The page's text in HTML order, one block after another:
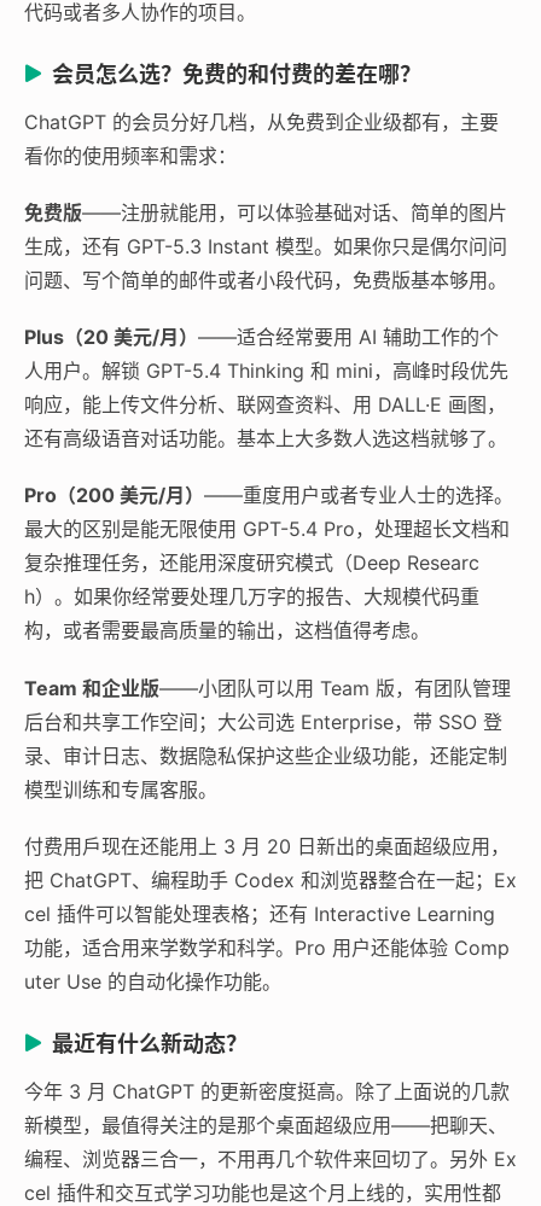
代码或者多人协作的项目。
会员怎么选？免费的和付费的差在哪？
ChatGPT 的会员分好几档，从免费到企业级都有，主要
看你的使用频率和需求：
免费版——注册就能用，可以体验基础对话、简单的图片
生成，还有 GPT-5.3 Instant 模型。如果你只是偶尔问问
问题、写个简单的邮件或者小段代码，免费版基本够用。
Plus（20 美元/月） ——适合经常要用 AI 辅助工作的个
人用户。解锁 GPT-5.4 Thinking 和 mini，高峰时段优先
响应，能上传文件分析、联网查资料、用 DALL·E 画图，
还有高级语音对话功能。基本上大多数人选这档就够了。
Pro（200 美元/月） ——重度用户或者专业人士的选择。
最大的区别是能无限使用 GPT-5.4 Pro，处理超长文档和
复杂推理任务，还能用深度研究模式（Deep Researc
h）。如果你经常要处理几万字的报告、大规模代码重
构，或者需要最高质量的输出，这档值得考虑。
Team 和企业版——小团队可以用 Team 版，有团队管理
后台和共享工作空间；大公司选 Enterprise，带 SSO 登
录、审计日志、数据隐私保护这些企业级功能，还能定制
模型训练和专属客服。
付费用戶现在还能用上 3 月 20 日新出的桌面超级应用，
把 ChatGPT、编程助手 Codex 和浏览器整合在一起；Ex
cel 插件可以智能处理表格；还有 Interactive Learning
功能，适合用来学数学和科学。Pro 用户还能体验 Comp
uter Use 的自动化操作功能。
最近有什么新动态？
今年 3 月 ChatGPT 的更新密度挺高。除了上面说的几款
新模型，最值得关注的是那个桌面超级应用——把聊天、
编程、浏览器三合一，不用再几个软件来回切了。另外 Ex
cel 插件和交互式学习功能也是这个月上线的，实用性都